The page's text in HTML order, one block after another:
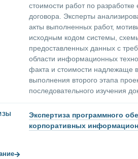
стоимости работ по
договора. Эксперты
акты выполненных работ,
исходным кодом системы,
предоставленных данных с
области информационных
факта и стоимости надлежаще
выполнения второго этапа
последовательного изучения
Экспертиза программного
корпоративных
→